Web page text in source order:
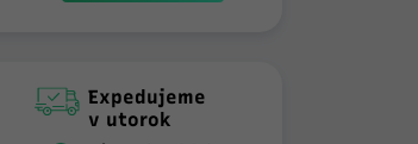
Expedujeme
v utorok